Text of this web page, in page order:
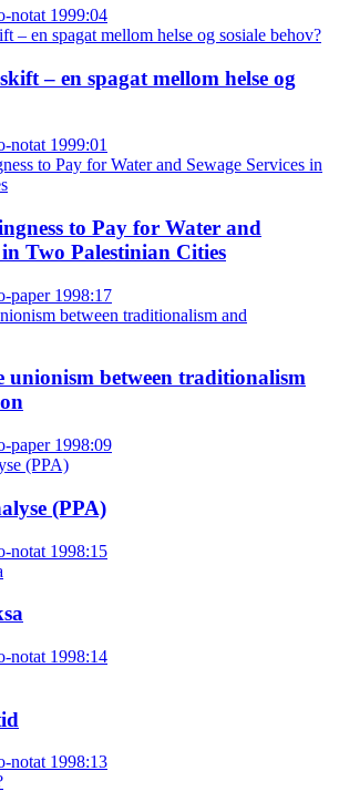
notat 1999:04
– en spagat mellom helse og
notat 1999:01
to Pay for Water and
in Two Palestinian Cities
paper 1998:17
unionism between traditionalism
paper 1998:09
(PPA)
notat 1998:15
notat 1998:14
notat 1998:13